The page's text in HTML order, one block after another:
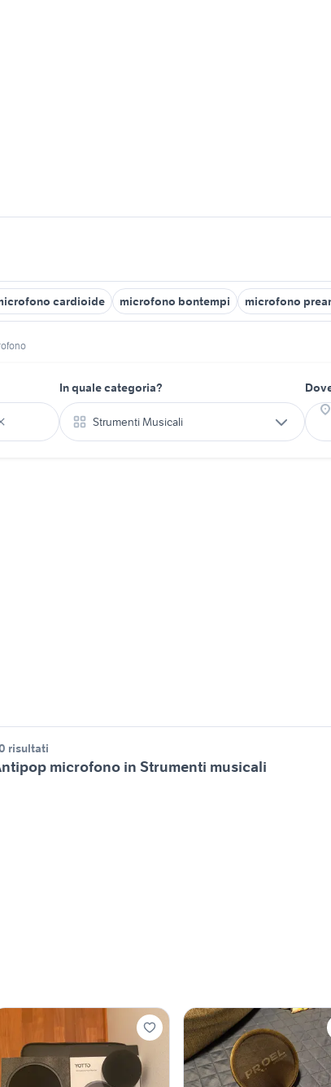
cardioide microfono bontempi microfono
In quale categoria?
Strumenti Musicali
risultati
microfono in Strumenti musicali